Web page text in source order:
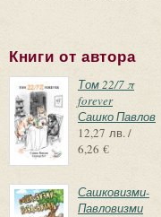
Книги от автора
Том 22/7 π
forever
Сашко Павлов
12,27 лв. /
6,26 €
Сашковизми-
Павловизми